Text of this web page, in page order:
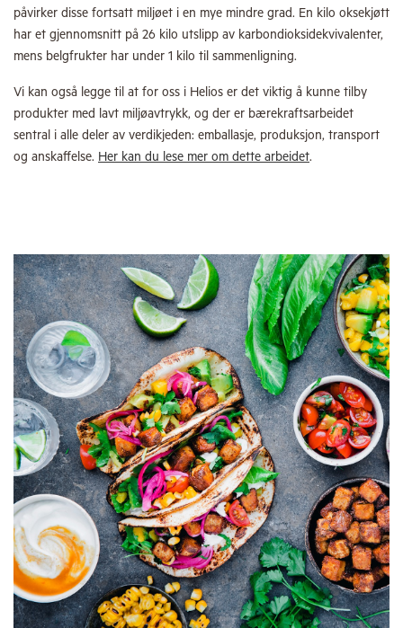
påvirker disse fortsatt miljøet i en mye mindre grad. En kilo oksekjøtt
har et gjennomsnitt på 26 kilo utslipp av karbondioksidekvivalenter,
mens belgfrukter har under 1 kilo til sammenligning.
Vi kan også legge til at for oss i Helios er det viktig å kunne tilby
produkter med lavt miljøavtrykk, og der er bærekraftsarbeidet
sentral i alle deler av verdikjeden: emballasje, produksjon, transport
og anskaffelse. Her kan du lese mer om dette arbeidet.